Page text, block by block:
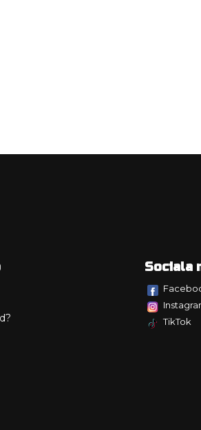
Sociala
TikTok